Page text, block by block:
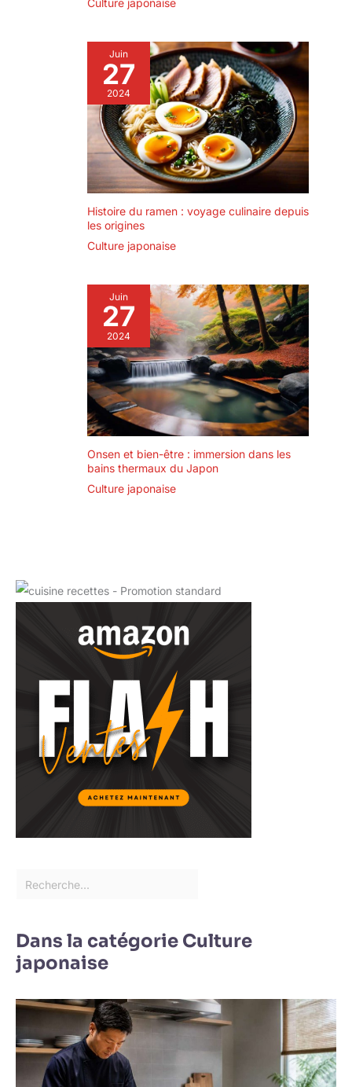
Culture japonaise
Juin
27
2024
Histoire du ramen : voyage culinaire depuis
les origines
Culture japonaise
Juin
27
2024
Onsen et bien-être : immersion dans les
bains thermaux du Japon
Culture japonaise
Dans la catégorie Culture
japonaise